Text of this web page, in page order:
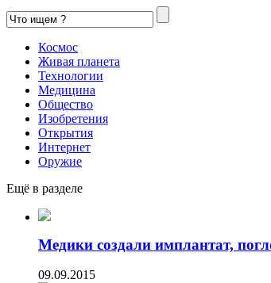
Космос
Живая планета
Технологии
Медицина
Общество
Изобретения
Открытия
Интернет
Оружие
Ещё в разделе
Медики создали имплантат,
09.09.2015